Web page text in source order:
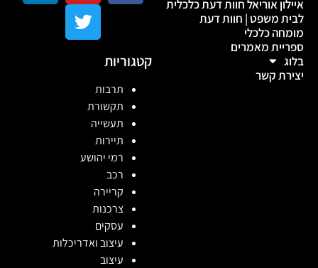
איילון אוריאל חוות דעת כלכלית
לבית משפט | חוות דעת
מומחה כלכלי
ספריית מאמרים
בלוג
יצירת קשר
קטגוריות
תרבות
תקשורת
תעשייה
תיירות
רמי יהושע
רכב
קריירה
צרכנות
עסקים
עיצוב ואדריכלות
עיצוב